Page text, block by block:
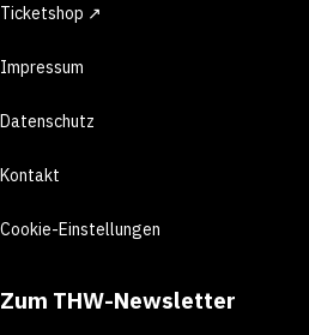
Ticketshop ↗
Impressum
Datenschutz
Kontakt
Cookie-Einstellungen
Zum THW-Newsletter